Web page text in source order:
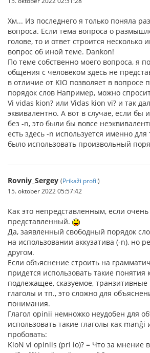
Хм... Из последнего я только поняла
вопроса. Если тема вопроса о
голове, то и ответ строится несколько
вопрос об иной теме. Dankon!
По теме собственно моего вопроса, я
общения с человеком здесь не
в отличие от KIO позволяет в вопросе
порядок слов Например, можно
Vi vidas kion? или Vidas kion vi? и так
эквивалентно. А вот в случае, если бы
без -n, это были бы вовсе
есть здесь -n используется именно
было использовать произвольный
Rovniy_Sergey (Prikaži profil)
15. oktober 2022 05:57:42
Как это непредставленным, если
представленный.
Да, заявленный свободный порядок
на использовании аккузатива (-n), но
другом.
Если объяснение строить на
придется использовать такие понятия
подлежащее, сказуемое,
глаголы и тп., это сложно для
понимания.
Глагол opinii немножко неудобен для
использовать такие глаголы как
пробовать:
KioN vi opiniis (pri io)? = Что за мнение